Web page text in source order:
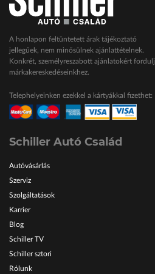
A honlapon feltüntetett árak tájékoztató
jellegűek, nem minősülnek ajánlattételnek.
Konkrét, személyreszabott ajánlatokért fordulj
márkakereskedéseinkhez.
Telephelyeinken ezekkel a kártyákkal fizethet:
Schiller Autó Család
Autóvásárlás
Szerviz
Szolgáltatások
Karrier
Blog
Schiller TV
Schiller sztori
Rólunk